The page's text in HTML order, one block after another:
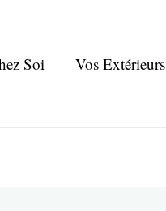
Soi Vos Extérieurs